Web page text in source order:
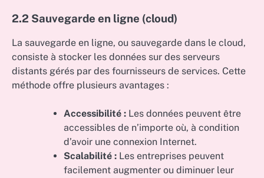
2.2 Sauvegarde en ligne (cloud)
La sauvegarde en ligne, ou sauvegarde dans le cloud,
consiste à stocker les données sur des serveurs
distants gérés par des fournisseurs de services. Cette
méthode offre plusieurs avantages :
Accessibilité : Les données peuvent être
accessibles de n’importe où, à condition
d’avoir une connexion Internet.
Scalabilité : Les entreprises peuvent
facilement augmenter ou diminuer leur